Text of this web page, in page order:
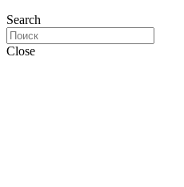
Search
Close